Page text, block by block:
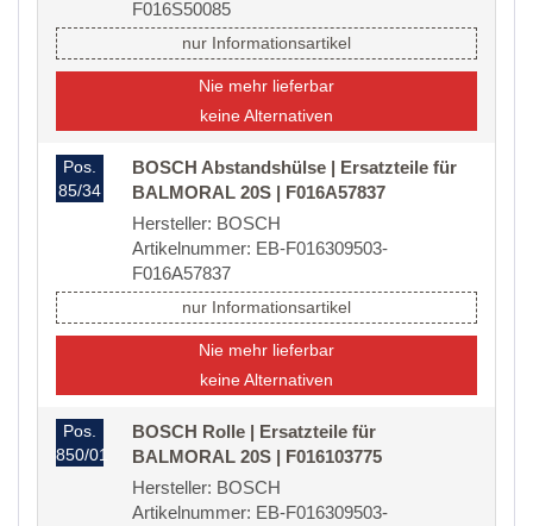
F016S50085
nur Informationsartikel
Nie mehr lieferbar
keine Alternativen
Pos.
85/34
BOSCH Abstandshülse | Ersatzteile für
BALMORAL 20S | F016A57837
Hersteller: BOSCH
Artikelnummer: EB-F016309503-
F016A57837
nur Informationsartikel
Nie mehr lieferbar
keine Alternativen
Pos.
850/01
BOSCH Rolle | Ersatzteile für
BALMORAL 20S | F016103775
Hersteller: BOSCH
Artikelnummer: EB-F016309503-